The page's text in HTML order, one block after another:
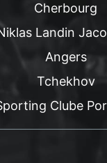
Cherbourg
Landin
Angers
Tchekhov
Clube